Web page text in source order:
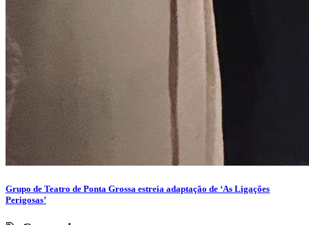
Grupo de Teatro de Ponta Grossa estreia adaptação de ‘As Ligações
Perigosas’